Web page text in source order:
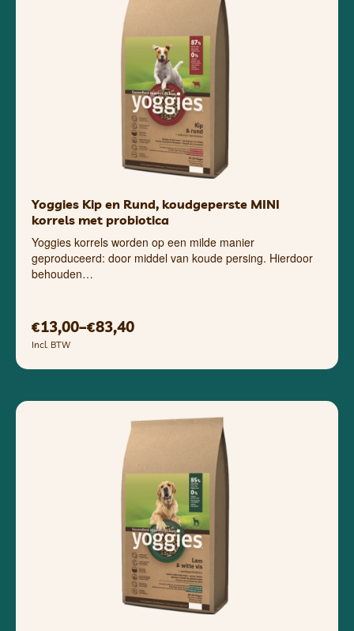
Yoggies Kip en Rund, koudgeperste MINI
korrels met probiotica
Yoggies korrels worden op een milde manier
geproduceerd: door middel van koude persing. Hierdoor
behouden…
€13,00–€83,40
Incl. BTW